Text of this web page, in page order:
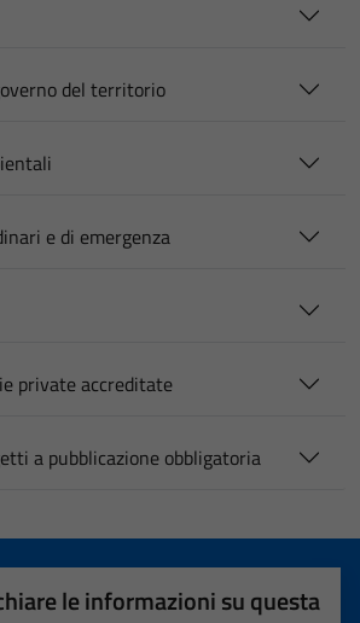
del territorio
e di emergenza
private accreditate
a pubblicazione obbligatoria
le informazioni su questa